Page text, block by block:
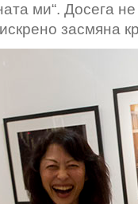
ми“. Досега
засмяна